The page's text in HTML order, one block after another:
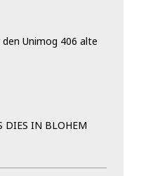
Unimog 406 alte
DIES IN BLOHEM